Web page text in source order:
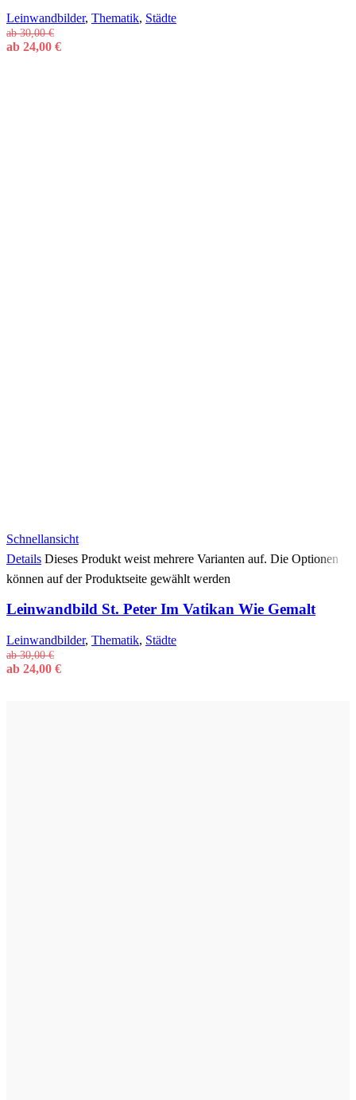
Leinwandbilder, Thematik, Städte
ab30,00€
ab 24,00 €
Schnellansicht
Details Dieses Produkt weist mehrere Varianten auf. Die Optionen
können auf der Produktseite gewählt werden
Leinwandbild St. Peter Im Vatikan Wie Gemalt
Leinwandbilder, Thematik, Städte
ab30,00€
ab 24,00 €